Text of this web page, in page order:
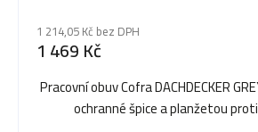
1 214,05 Kč bez DPH
1 469 Kč
Pracovní obuv Cofra DACHDECKER
ochranné špice a planžetou